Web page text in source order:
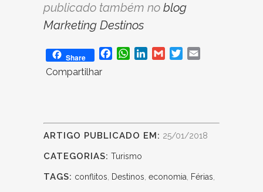
publicado também no blog
Marketing Destinos
Share Facebook
WhatsApp
LinkedInGmailTwitter
Compartilhar
ARTIGO PUBLICADO EM: 25/01/2018
CATEGORIAS: Turismo
TAGS: conflitos, Destinos, economia, Férias,